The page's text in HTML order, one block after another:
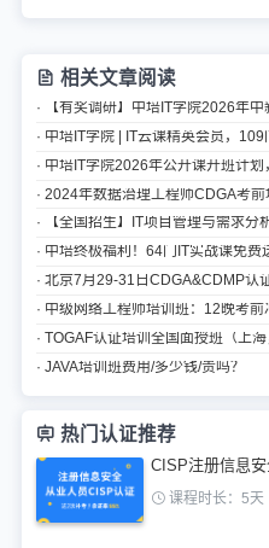
相关文章阅读
· 【有奖调研】中培IT学院2026年
· 中培IT学院 | IT云课精英会员，
· 中培IT学院2026年公开课开班计划
· 2024年数据治理工程师CDGA考前
· 【全国招生】IT项目管理与需求分
· 中培终极福利！64门IT实战课免费
· 北京7月29-31日CDGA&CDMP认
· 中级网络工程师培训班：12晚考前
· TOGAF认证培训全国面授班（上
· JAVA培训班费用/多少钱/贵吗？
热门认证推荐
CISP注册信息
课程时长：5天